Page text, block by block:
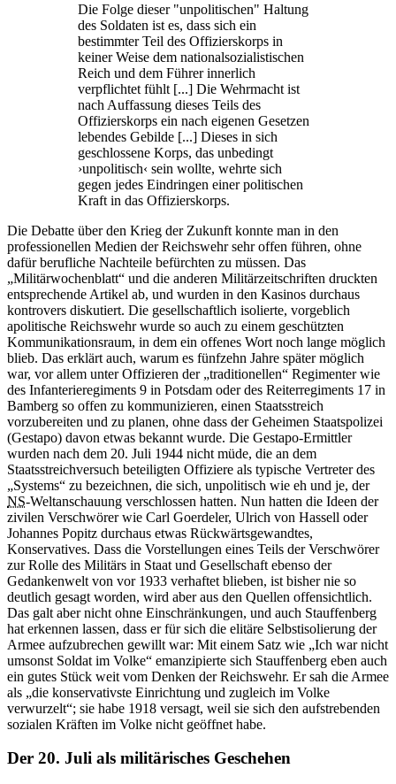
Die Folge dieser "unpolitischen" Haltung
des Soldaten ist es, dass sich ein
bestimmter Teil des Offizierskorps in
keiner Weise dem nationalsozialistischen
Reich und dem Führer innerlich
verpflichtet fühlt [...] Die Wehrmacht ist
nach Auffassung dieses Teils des
Offizierskorps ein nach eigenen Gesetzen
lebendes Gebilde [...] Dieses in sich
geschlossene Korps, das unbedingt
›unpolitisch‹ sein wollte, wehrte sich
gegen jedes Eindringen einer politischen
Kraft in das Offizierskorps.
Die Debatte über den Krieg der Zukunft konnte man in den
professionellen Medien der Reichswehr sehr offen führen, ohne
dafür berufliche Nachteile befürchten zu müssen. Das
„Militärwochenblatt“ und die anderen Militärzeitschriften druckten
entsprechende Artikel ab, und wurden in den Kasinos durchaus
kontrovers diskutiert. Die gesellschaftlich isolierte, vorgeblich
apolitische Reichswehr wurde so auch zu einem geschützten
Kommunikationsraum, in dem ein offenes Wort noch lange möglich
blieb. Das erklärt auch, warum es fünfzehn Jahre später möglich
war, vor allem unter Offizieren der „traditionellen“ Regimenter wie
des Infanterieregiments 9 in Potsdam oder des Reiterregiments 17 in
Bamberg so offen zu kommunizieren, einen Staatsstreich
vorzubereiten und zu planen, ohne dass der Geheimen Staatspolizei
(Gestapo) davon etwas bekannt wurde. Die Gestapo-Ermittler
wurden nach dem 20. Juli 1944 nicht müde, die an dem
Staatsstreichversuch beteiligten Offiziere als typische Vertreter des
„Systems“ zu bezeichnen, die sich, unpolitisch wie eh und je, der
NS-Weltanschauung verschlossen hatten. Nun hatten die Ideen der
zivilen Verschwörer wie Carl Goerdeler, Ulrich von Hassell oder
Johannes Popitz durchaus etwas Rückwärtsgewandtes,
Konservatives. Dass die Vorstellungen eines Teils der Verschwörer
zur Rolle des Militärs in Staat und Gesellschaft ebenso der
Gedankenwelt von vor 1933 verhaftet blieben, ist bisher nie so
deutlich gesagt worden, wird aber aus den Quellen offensichtlich.
Das galt aber nicht ohne Einschränkungen, und auch Stauffenberg
hat erkennen lassen, dass er für sich die elitäre Selbstisolierung der
Armee aufzubrechen gewillt war: Mit einem Satz wie „Ich warnicht
umsonst Soldat im Volke“ emanzipierte sich Stauffenberg eben auch
ein gutes Stück weit vom Denken der Reichswehr. Er sah die Armee
als „die konservativste Einrichtung und zugleich im Volke
verwurzelt“; sie habe 1918 versagt, weil sie sich den aufstrebenden
sozialen Kräften im Volke nicht geöffnet habe.
Der 20. Juli als militärisches Geschehen